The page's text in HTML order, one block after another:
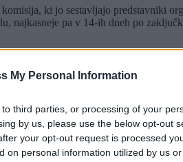
My Personal Information
third parties, or processing of your
by us, please use the below opt-out
your opt-out request is processed
on personal information utilized by us
ki jo sestavljajo predstavniki
pa v 14-ih dneh po
na svoj elektronski naslov, ki ga je
kot nagrajenca objavi na zidu
objavi na tisti spletni strani, kjer
žrebanju nagrad. V primeru, da